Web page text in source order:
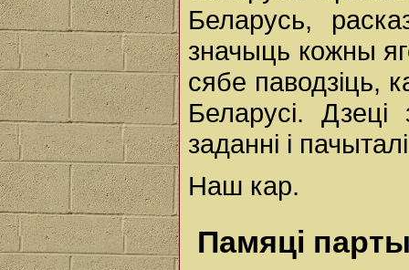
Беларусь,
значыць кожны
сябе паводзіць,
Беларусі.
заданні і
Наш кар.
Памяці